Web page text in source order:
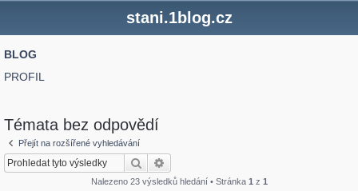
stani.1blog.cz
BLOG
PROFIL
Témata bez odpovědí
Přejít na rozšířené vyhledávání
Hledat
Nalezeno 23 výsledků hledání • Stránka 1 z 1